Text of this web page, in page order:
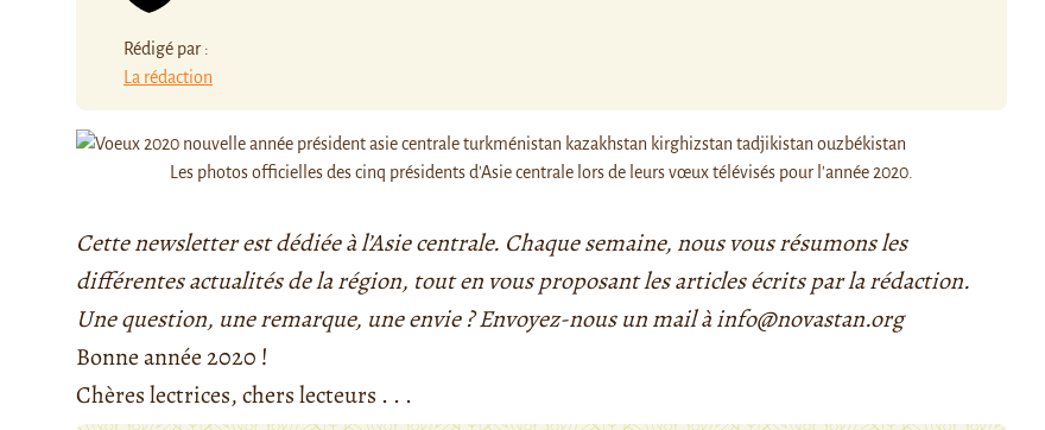
Rédigé par :
La rédaction
Les photos officielles des cinq présidents d'Asie centrale lors de leurs vœux télévisés pour l'année 2020.
Cette newsletter est dédiée à l’Asie centrale. Chaque semaine, nous vous résumons les
différentes actualités de la région, tout en vous proposant les articles écrits par la rédaction.
Une question, une remarque, une envie ? Envoyez-nous un mail à info@novastan.org
Bonne année 2020 !
Chères lectrices, chers lecteurs . . .